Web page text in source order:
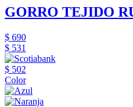
GORRO TEJIDO
$ 690
$ 531
$ 502
Color